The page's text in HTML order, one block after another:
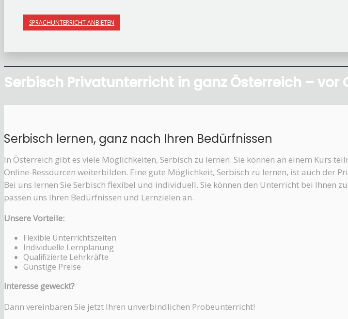
SPRACHUNTERRICHT ANBIETEN
Serbisch Privatunterricht in ganz Österreich – vor
Serbisch lernen, ganz nach Ihren Bedürfnissen
In Österreich gibt es viele Möglichkeiten, Serbisch zu lernen. Sie können an einem Kurs
Online-Ressourcen weiterbilden. Eine gute Möglichkeit, Serbisch zu lernen, ist auch der
Bei uns lernen Sie Serbisch flexibel und individuell. Sie können den Unterricht bei Ihnen
passen uns Ihren Bedürfnissen und Lernzielen an.
Unsere Vorteile:
Flexible Unterrichtszeiten
Individuelle Lernplanung
Qualifizierte Lehrkräfte
Günstige Preise
Interesse geweckt?
Dann vereinbaren Sie jetzt Ihren unverbindlichen Probeunterricht!